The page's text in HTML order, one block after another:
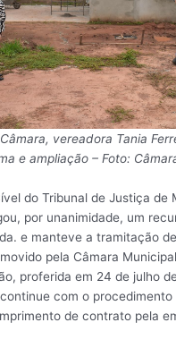
vereadora Tania
e ampliação – Foto:
do Tribunal de Justiça de
por unanimidade, um
e manteve a tramitação
pela Câmara
proferida em 24 de julho
com o procedimento
de contrato pela